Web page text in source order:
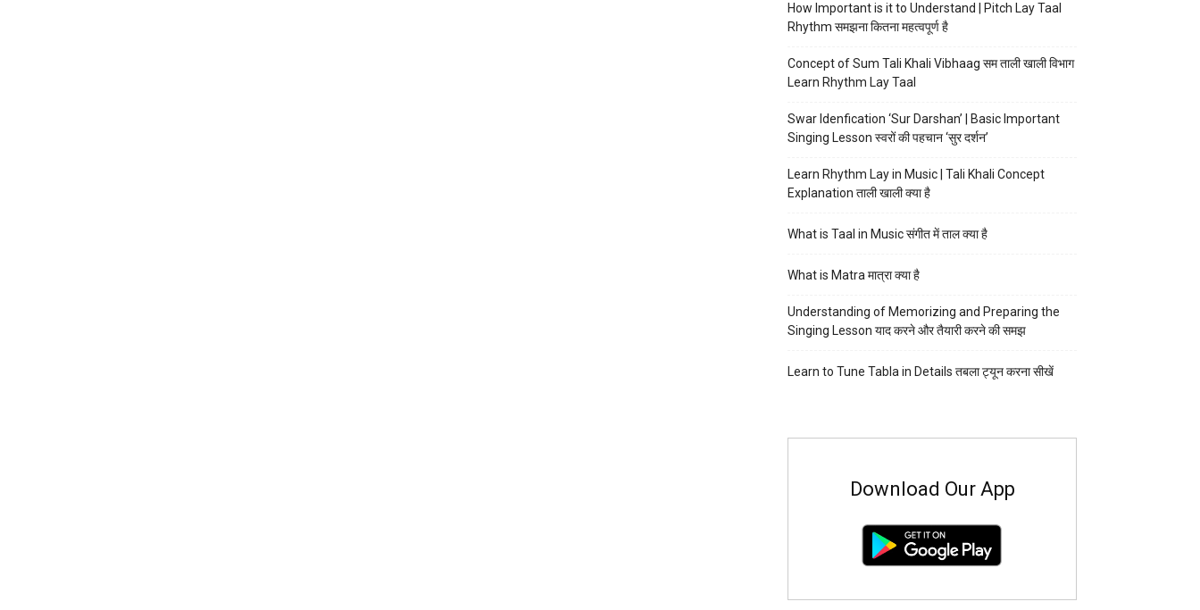
How Important is it to Understand | Pitch Lay Taal
Rhythm समझना कितना महत्वपूर्ण है
Concept of Sum Tali Khali Vibhaag सम ताली खाली विभाग
Learn Rhythm Lay Taal
Swar Idenfication ‘Sur Darshan’ | Basic Important
Singing Lesson स्वरों की पहचान ‘सुर दर्शन’
Learn Rhythm Lay in Music | Tali Khali Concept
Explanation ताली खाली क्या है
What is Taal in Music संगीत में ताल क्या है
What is Matra मात्रा क्या है
Understanding of Memorizing and Preparing the
Singing Lesson याद करने और तैयारी करने की समझ
Learn to Tune Tabla in Details तबला ट्यून करना सीखें
Download Our App